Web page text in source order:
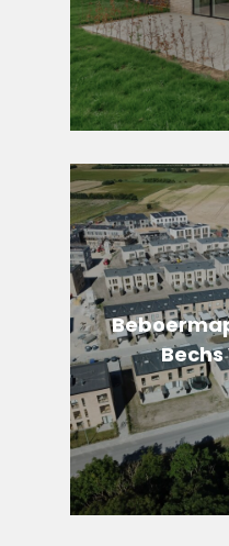
Bechs